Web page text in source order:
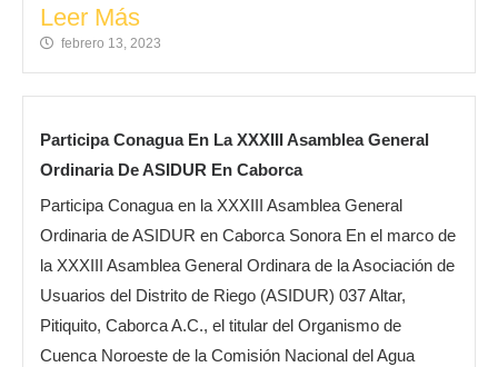
Leer Más
febrero 13, 2023
Participa Conagua En La XXXIII Asamblea General
Ordinaria De ASIDUR En Caborca
Participa Conagua en la XXXIII Asamblea General
Ordinaria de ASIDUR en Caborca Sonora En el marco de
la XXXIII Asamblea General Ordinara de la Asociación de
Usuarios del Distrito de Riego (ASIDUR) 037 Altar,
Pitiquito, Caborca A.C., el titular del Organismo de
Cuenca Noroeste de la Comisión Nacional del Agua